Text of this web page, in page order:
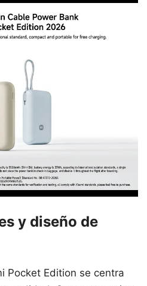
y diseño de
Pocket Edition se centra